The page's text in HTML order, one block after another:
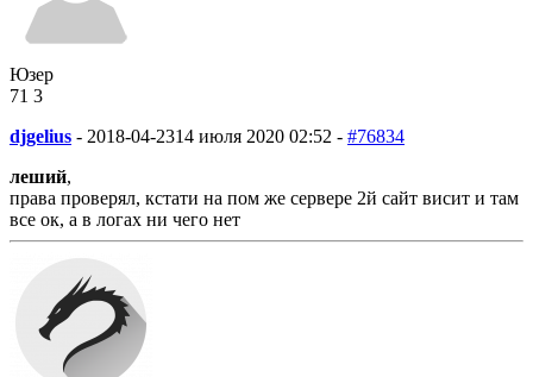
Юзер
71 3
djgelius - 2018-04-2314 июля 2020 02:52 - #76834
леший,
права проверял, кстати на пом же сервере 2й сайт висит и там
все ок, а в логах ни чего нет